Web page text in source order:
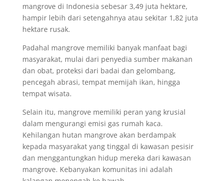
mangrove di Indonesia sebesar 3,49 juta hektare,
hampir lebih dari setengahnya atau sekitar 1,82 juta
hektare rusak.
Padahal mangrove memiliki banyak manfaat bagi
masyarakat, mulai dari penyedia sumber makanan
dan obat, proteksi dari badai dan gelombang,
pencegah abrasi, tempat memijah ikan, hingga
tempat wisata.
Selain itu, mangrove memiliki peran yang krusial
dalam mengurangi emisi gas rumah kaca.
Kehilangan hutan mangrove akan berdampak
kepada masyarakat yang tinggal di kawasan pesisir
dan menggantungkan hidup mereka dari kawasan
mangrove. Kebanyakan komunitas ini adalah